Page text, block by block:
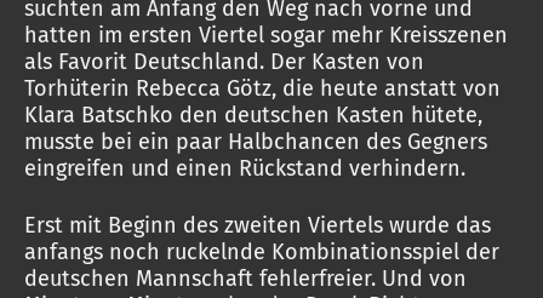
suchten am Anfang den Weg nach vorne und
hatten im ersten Viertel sogar mehr Kreisszenen
als Favorit Deutschland. Der Kasten von
Torhüterin Rebecca Götz, die heute anstatt von
Klara Batschko den deutschen Kasten hütete,
musste bei ein paar Halbchancen des Gegners
eingreifen und einen Rückstand verhindern.
Erst mit Beginn des zweiten Viertels wurde das
anfangs noch ruckelnde Kombinationsspiel der
deutschen Mannschaft fehlerfreier. Und von